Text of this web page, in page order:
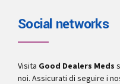
Social networks
Visita Good Dealers Meds
noi. Assicurati di seguire i